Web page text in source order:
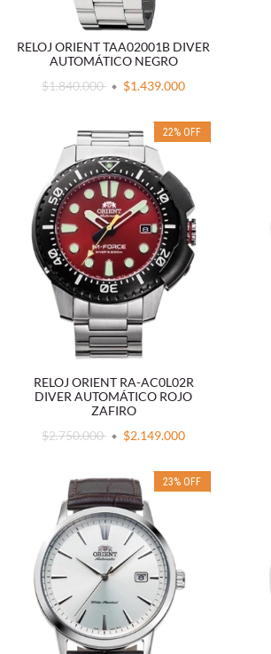
RELOJ ORIENT TAA02001B DIVER
AUTOMÁTICO NEGRO
$1.840.000
$1.439.000
22% OFF
RELOJ ORIENT RA-AC0L02R
DIVER AUTOMÁTICO ROJO
ZAFIRO
$2.750.000
$2.149.000
23% OFF